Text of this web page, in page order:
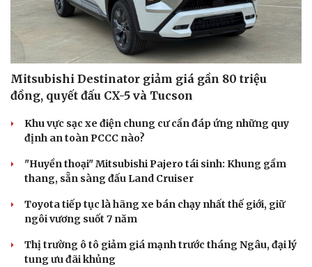
Mitsubishi Destinator giảm giá gần 80 triệu
đồng, quyết đấu CX-5 và Tucson
Khu vực sạc xe điện chung cư cần đáp ứng những quy
định an toàn PCCC nào?
"Huyền thoại" Mitsubishi Pajero tái sinh: Khung gầm
thang, sẵn sàng đấu Land Cruiser
Toyota tiếp tục là hãng xe bán chạy nhất thế giới, giữ
ngôi vương suốt 7 năm
Thị trường ô tô giảm giá mạnh trước tháng Ngâu, đại lý
tung ưu đãi khủng